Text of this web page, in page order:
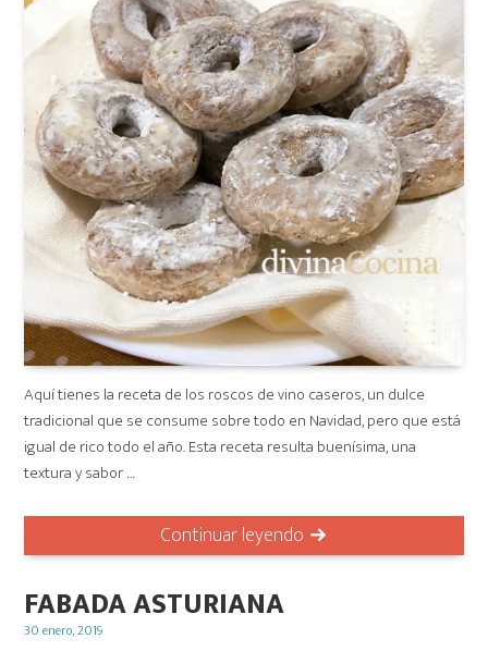
Aquí tienes la receta de los roscos de vino caseros, un dulce
tradicional que se consume sobre todo en Navidad, pero que está
igual de rico todo el año. Esta receta resulta buenísima, una
textura y sabor …
Continuar leyendo
FABADA ASTURIANA
Posted
30 enero, 2019